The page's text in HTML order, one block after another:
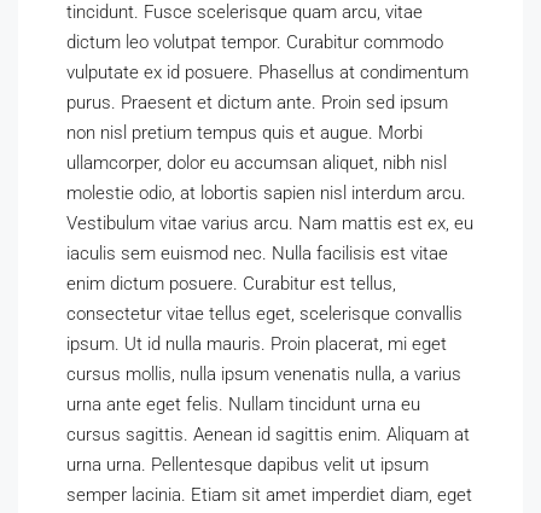
tincidunt. Fusce scelerisque quam arcu, vitae
dictum leo volutpat tempor. Curabitur commodo
vulputate ex id posuere. Phasellus at condimentum
purus. Praesent et dictum ante. Proin sed ipsum
non nisl pretium tempus quis et augue. Morbi
ullamcorper, dolor eu accumsan aliquet, nibh nisl
molestie odio, at lobortis sapien nisl interdum arcu.
Vestibulum vitae varius arcu. Nam mattis est ex, eu
iaculis sem euismod nec. Nulla facilisis est vitae
enim dictum posuere. Curabitur est tellus,
consectetur vitae tellus eget, scelerisque convallis
ipsum. Ut id nulla mauris. Proin placerat, mi eget
cursus mollis, nulla ipsum venenatis nulla, a varius
urna ante eget felis. Nullam tincidunt urna eu
cursus sagittis. Aenean id sagittis enim. Aliquam at
urna urna. Pellentesque dapibus velit ut ipsum
semper lacinia. Etiam sit amet imperdiet diam, eget